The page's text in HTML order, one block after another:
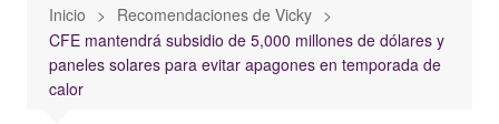
Inicio
Recomendaciones de Vicky
CFE mantendrá subsidio de 5,000 millones de dólares y
paneles solares para evitar apagones en temporada de
calor